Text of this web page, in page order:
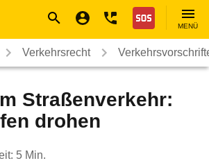
Nothilfe
MENÜ
Verkehrsrecht
Straßenverkehr:
drohen
5 Min.